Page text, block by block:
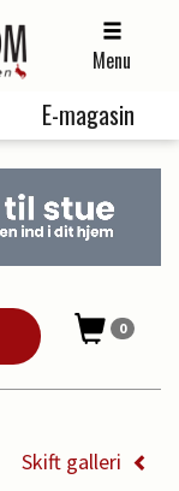
Menu
E-magasin
0
Skift galleri